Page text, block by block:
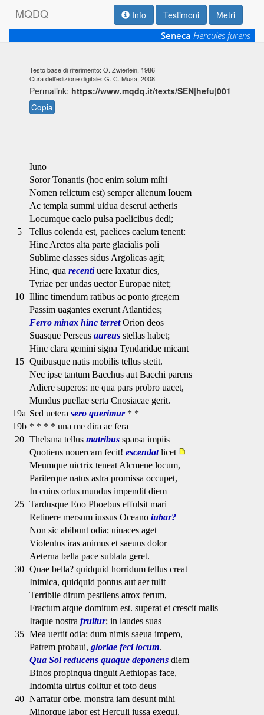
MQDQ Info Testimoni
Metri
Seneca Hercules furens
Testo base di riferimento: O. Zwierlein, 1986
Cura dell'edizione digitale: G. C. Musa, 2008
Permalink: https://www.mqdq.it/texts/SEN|hefu|001
Copia
Iuno
Soror Tonantis (hoc enim solum mihi
Nomen relictum est) semper alienum Iouem
Ac templa summi uidua deserui aetheris
Locumque caelo pulsa paelicibus dedi;
5
Tellus colenda est, paelices caelum tenent:
Hinc Arctos alta parte glacialis poli
Sublime classes sidus Argolicas agit;
Hinc, qua recentiuere laxatur dies,
Tyriae per undas uector Europae nitet;
10 Illinc timendum ratibus ac ponto gregem
Passim uagantes exerunt Atlantides;
Ferro minax hinc terretOrion deos
Suasque Perseus aureus stellas habet;
Hinc clara gemini signa Tyndaridae micant
15 Quibusque natis mobilis tellus stetit.
Nec ipse tantum Bacchus aut Bacchi parens
Adiere superos: ne qua pars probro uacet,
Mundus puellae serta Cnosiacae gerit.
19a Sed uetera sero querimur* *
19b * * * * una me dira ac fera
20 Thebana tellus matribus sparsa impiis
Quotiens nouercam fecit! escendatlicet
Meumque uictrix teneat Alcmene locum,
Pariterque natus astra promissa occupet,
In cuius ortus mundus impendit diem
25 Tardusque Eoo Phoebus effulsit mari
Retinere mersum iussus Oceano iubar?
Non sic abibunt odia; uiuaces aget
Violentus iras animus et saeuus dolor
Aeterna bella pace sublata geret.
30 Quae bella? quidquid horridum tellus creat
Inimica, quidquid pontus aut aer tulit
Terribile dirum pestilens atrox ferum,
Fractum atque domitum est. superat et crescit malis
Iraque nostra fruitur; in laudes suas
35 Mea uertit odia: dum nimis saeua impero,
Patrem probaui, gloriae feci locum.
Qua Sol reducens quaque deponens diem
Binos propinqua tinguit Aethiopas face,
Indomita uirtus colitur et toto deus
40 Narratur orbe. monstra iam desunt mihi
Minorque labor est Herculi iussa exequi,